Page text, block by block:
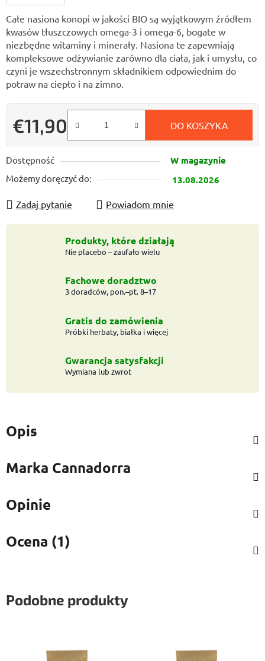
Całe nasiona konopi w jakości BIO są wyjątkowym źródłem
kwasów tłuszczowych omega-3 i omega-6, bogate w
niezbędne witaminy i minerały. Nasiona te zapewniają
kompleksowe odżywianie zarówno dla ciała, jak i umysłu, co
czyni je wszechstronnym składnikiem odpowiednim do
potraw na ciepło i na zimno.
€11,90
Cena jednostkowa:
DO KOSZYKA
Dostępność W magazynie
Możemy doręczyć do: 13.08.2026
Zadaj pytanie Powiadom mnie
Produkty, które działają
Nie placebo – zaufało wielu
Fachowe doradztwo
3 doradców, pon.–pt. 8–17
Gratis do zamówienia
Próbki herbaty, białka i więcej
Gwarancja satysfakcji
Wymiana lub zwrot
Opis
Marka Cannadorra
Opinie
Ocena (1)
Podobne produkty